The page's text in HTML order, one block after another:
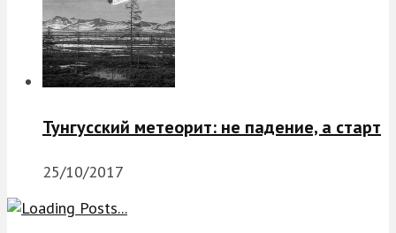
Тунгусский метеорит: не падение, а старт
25/10/2017